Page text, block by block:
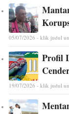
05/07/2026 - klik judul
Profil
19/07/2026 - klik judul